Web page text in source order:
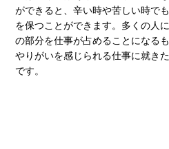
ができると、辛い時や苦しい時で
を保つことができます。多くの人
の部分を仕事が占めることになる
やりがいを感じられる仕事に就き
です。